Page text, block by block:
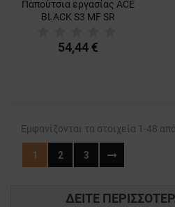
Παπούτσια εργασίας ACE
BLACK S3 MF SR
54,44 €
Εμφανίζονται τα στοιχεία 1-48
1 2 3
ΔΕΊΤΕ